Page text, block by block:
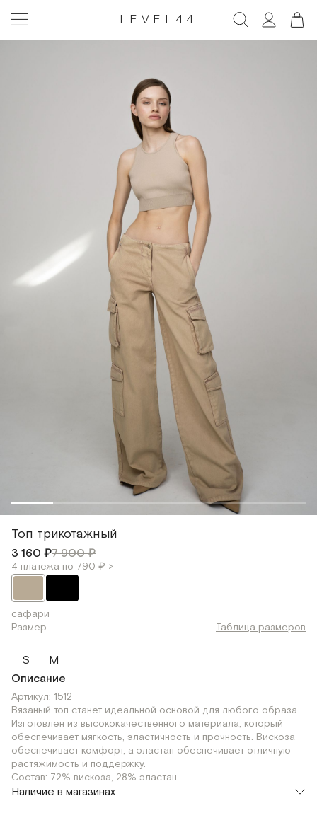
LEVEL44
Топ трикотажный
3 160 ₽7 900 ₽
4 платежа по 790 ₽ >
сафари
Размер
Таблица размеров
S
M
Описание
Артикул: 1512
Вязаный топ станет идеальной основой для любого образа.
Изготовлен из высококачественного материала, который
обеспечивает мягкость, эластичность и прочность. Вискоза
обеспечивает комфорт, а эластан обеспечивает отличную
растяжимость и поддержку.
Состав: 72% вискоза, 28% эластан
Наличие в магазинах